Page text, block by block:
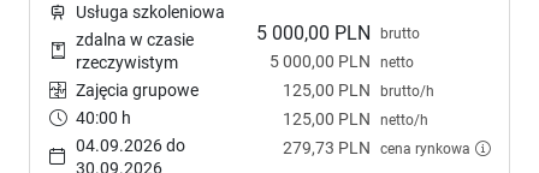
5 000,00 PLN brutto
5 000,00 PLN netto
125,00 PLN brutto/h
125,00 PLN netto/h
279,73 PLN cena rynkowa
Usługa szkoleniowa
zdalna w czasie
rzeczywistym
Zajęcia grupowe
40:00 h
04.09.2026 do
30.09.2026